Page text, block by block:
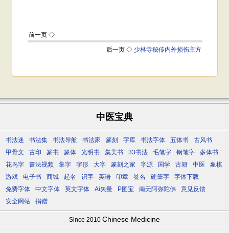
中医宝典
书法迷 书法集 书法导航 书法家 篆刻 字库 书法字体 五体书
古风书
甲骨文
古印 篆书 篆体 光明书 集美书 33书法 毛笔字 钢笔字
多体书
花鸟字
書法视频 集字 字形 大字 篆刻之家 字源 国学 古籍 中医
象棋
游戏
电子书 商城 起名 识字 英语 印章 签名 硬筆字
字体下载
免费字体
中文字体 英文字体 Ai矢量 P图宝 南无阿弥陀佛
意见反馈
安全网站
捐赠
Since 2010 Chinese Medicine